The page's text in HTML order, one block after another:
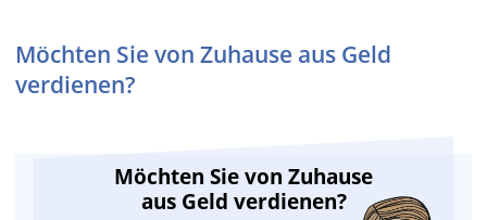
Möchten Sie von Zuhause aus Geld
verdienen?
Möchten Sie von Zuhause
aus Geld verdienen?